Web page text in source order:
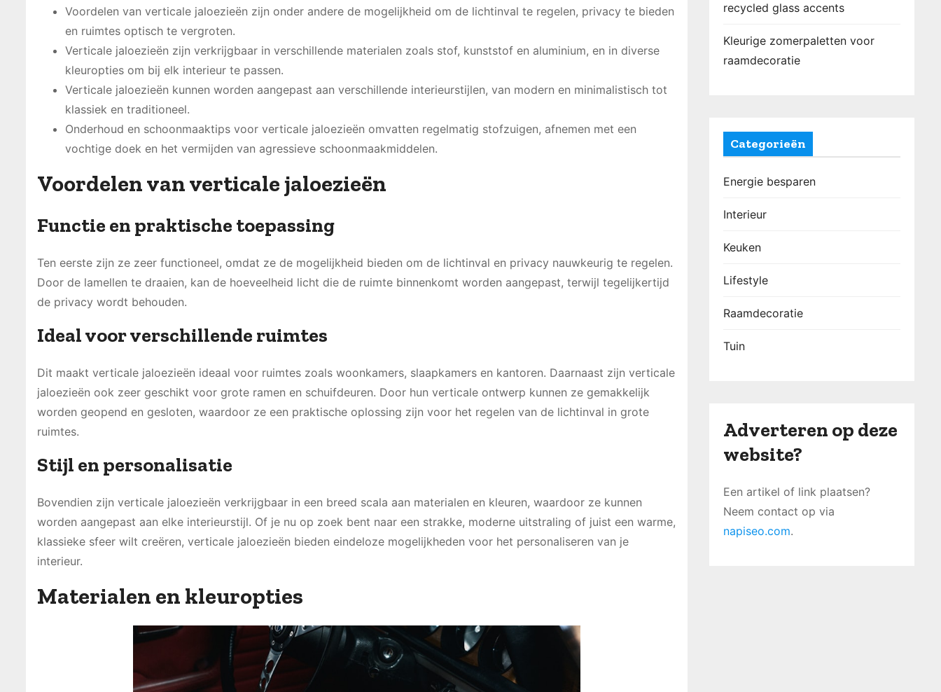
Voordelen van verticale jaloezieën zijn onder andere de mogelijkheid om de lichtinval te regelen, privacy te bieden
en ruimtes optisch te vergroten.
Verticale jaloezieën zijn verkrijgbaar in verschillende materialen zoals stof, kunststof en aluminium, en in diverse
kleuropties om bij elk interieur te passen.
Verticale jaloezieën kunnen worden aangepast aan verschillende interieurstijlen, van modern en minimalistisch tot
klassiek en traditioneel.
Onderhoud en schoonmaaktips voor verticale jaloezieën omvatten regelmatig stofzuigen, afnemen met een
vochtige doek en het vermijden van agressieve schoonmaakmiddelen.
Voordelen van verticale jaloezieën
Functie en praktische toepassing
Ten eerste zijn ze zeer functioneel, omdat ze de mogelijkheid bieden om de lichtinval en privacy nauwkeurig te regelen.
Door de lamellen te draaien, kan de hoeveelheid licht die de ruimte binnenkomt worden aangepast, terwijl tegelijkertijd
de privacy wordt behouden.
Ideal voor verschillende ruimtes
Dit maakt verticale jaloezieën ideaal voor ruimtes zoals woonkamers, slaapkamers en kantoren. Daarnaast zijn verticale
jaloezieën ook zeer geschikt voor grote ramen en schuifdeuren. Door hun verticale ontwerp kunnen ze gemakkelijk
worden geopend en gesloten, waardoor ze een praktische oplossing zijn voor het regelen van de lichtinval in grote
ruimtes.
Stijl en personalisatie
Bovendien zijn verticale jaloezieën verkrijgbaar in een breed scala aan materialen en kleuren, waardoor ze kunnen
worden aangepast aan elke interieurstijl. Of je nu op zoek bent naar een strakke, moderne uitstraling of juist een warme,
klassieke sfeer wilt creëren, verticale jaloezieën bieden eindeloze mogelijkheden voor het personaliseren van je
interieur.
Materialen en kleuropties
recycled glass accents
Kleurige zomerpaletten voor
raamdecoratie
Categorieën
Energie besparen
Interieur
Keuken
Lifestyle
Raamdecoratie
Tuin
Adverteren op deze
website?
Een artikel of link plaatsen?
Neem contact op via
napiseo.com.